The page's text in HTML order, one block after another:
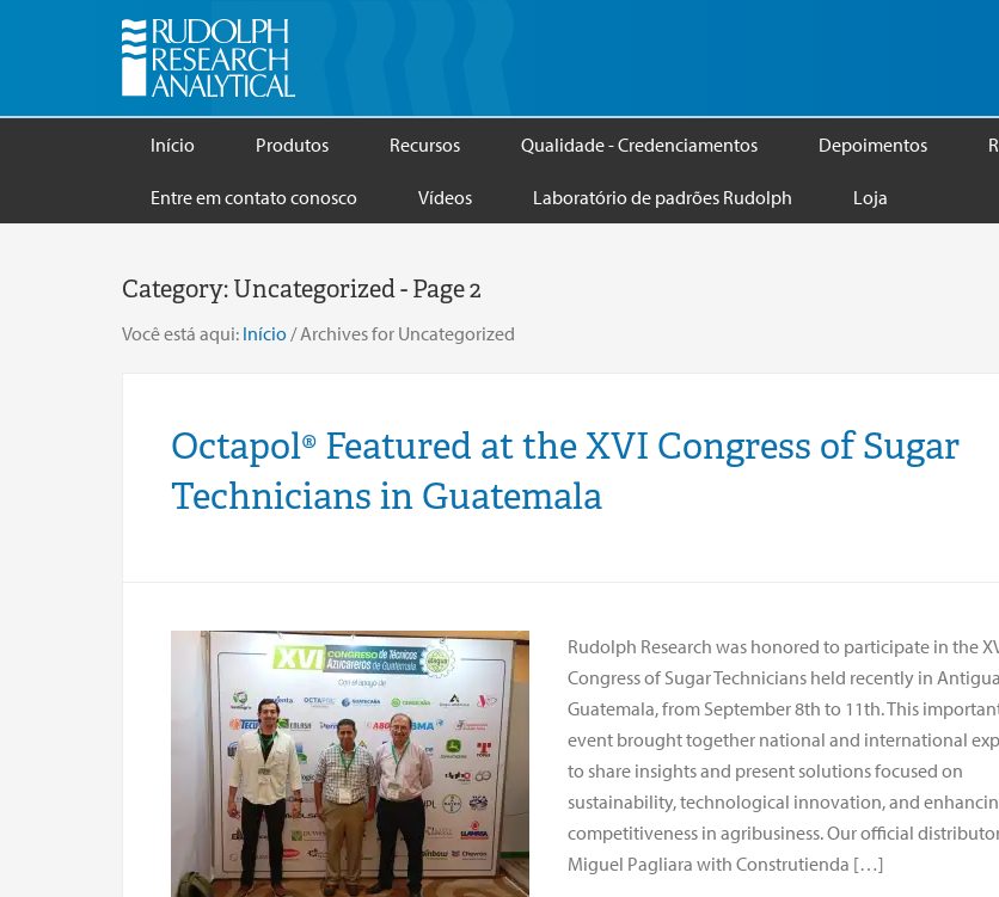
Início Produtos Recursos Qualidade - Credenciamentos Depoimentos
Entre em contato conosco Vídeos Laboratório de padrões Rudolph Loja
Category:Uncategorized- Page 2
Você está aqui: Início /Archives for Uncategorized
Octapol® Featured at the XVI Congress of Sugar
Technicians in Guatemala
Rudolph Research was honored to participate in the
Congress of Sugar Technicians held recently in
Guatemala, from September 8th to 11th. This
event brought together national and international
to share insights and present solutions focused on
sustainability, technological innovation, and
competitiveness in agribusiness. Our official
Miguel Pagliara with Construtienda […]